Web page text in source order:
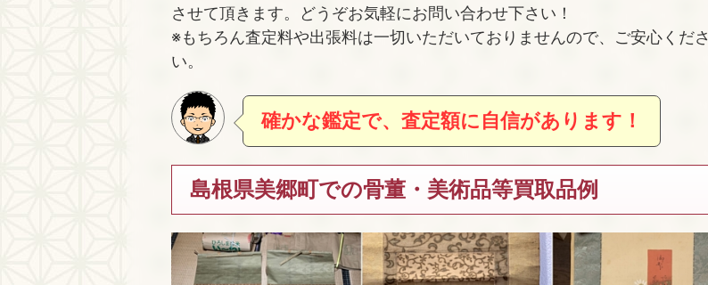
させて頂きます。どうぞお気軽にお問い合わせ下さい！
※もちろん査定料や出張料は一切いただいておりませんので、ご安心くださ
い。
確かな鑑定で、査定額に自信があります！
島根県美郷町での骨董・美術品等買取品例